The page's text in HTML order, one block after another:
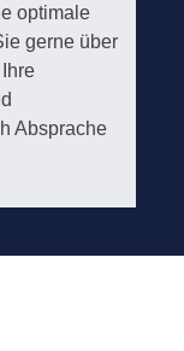
optimale
gerne über
Absprache